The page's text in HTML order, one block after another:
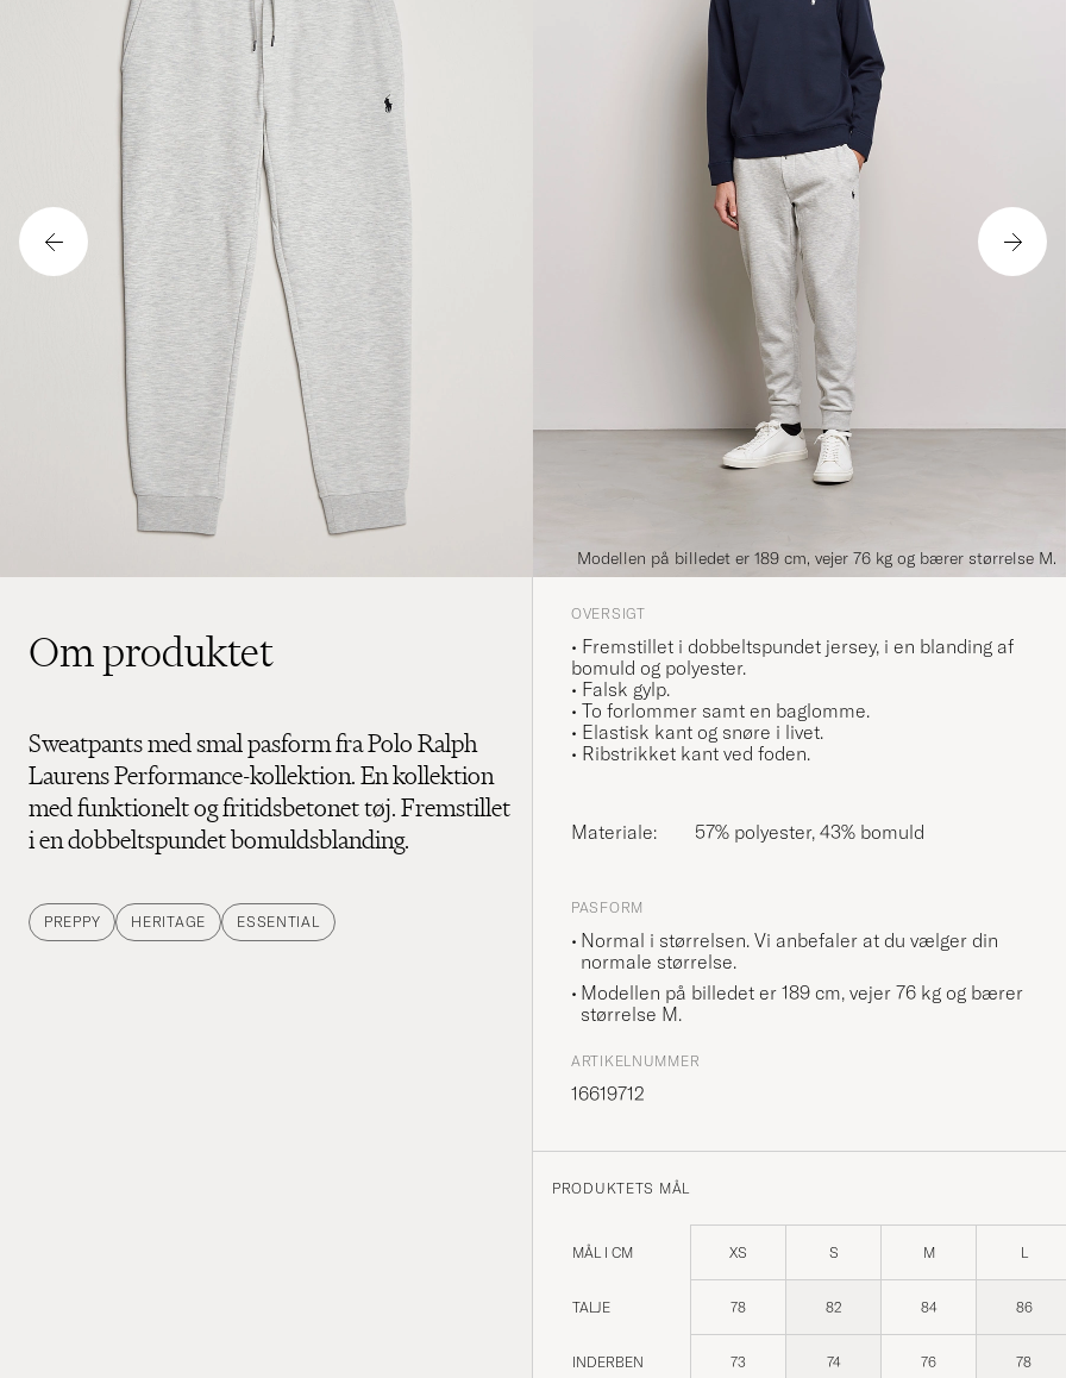
Modellen på billedet er 189 cm, vejer 76 kg og bærer størrelse M.
Om produktet
Sweatpants med smal pasform fra Polo Ralph
Laurens Performance-kollektion. En kollektion
med funktionelt og fritidsbetonet tøj. Fremstillet
i en dobbeltspundet bomuldsblanding.
PREPPY HERITAGE ESSENTIAL
OVERSIGT
• Fremstillet i dobbeltspundet jersey, i en blanding af
bomuld og polyester.
• Falsk gylp.
• To forlommer samt en baglomme.
• Elastisk kant og snøre i livet.
• Ribstrikket kant ved foden.
Materiale: 57% polyester, 43% bomuld
PASFORM
Normal i størrelsen. Vi anbefaler at du vælger din
normale størrelse.
Modellen på billedet er 189 cm, vejer 76 kg og bærer
størrelse M.
ARTIKELNUMMER
16619712
PRODUKTETS MÅL
MÅL I CM XS S M L
TALJE 78 82 84 86
INDERBEN 73 74 76 78